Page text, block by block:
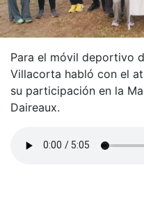
Para el móvil deportivo
Villacorta habló con el
su participación en la
Daireaux.